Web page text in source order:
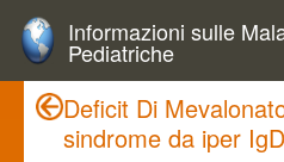
Informazioni sulle
Pediatriche
Deficit Di
sindrome da iper